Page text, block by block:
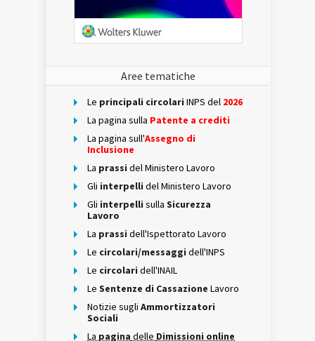
Aree tematiche
Le principali circolari INPS del 2026
La pagina sulla Patente a crediti
La pagina sull'Assegno di
Inclusione
La prassi del Ministero Lavoro
Gli interpelli del Ministero Lavoro
Gli interpelli sulla Sicurezza
Lavoro
La prassi dell'Ispettorato Lavoro
Le circolari/messaggi dell'INPS
Le circolari dell'INAIL
Le Sentenze di Cassazione Lavoro
Notizie sugli Ammortizzatori
Sociali
La pagina delle Dimissioni online